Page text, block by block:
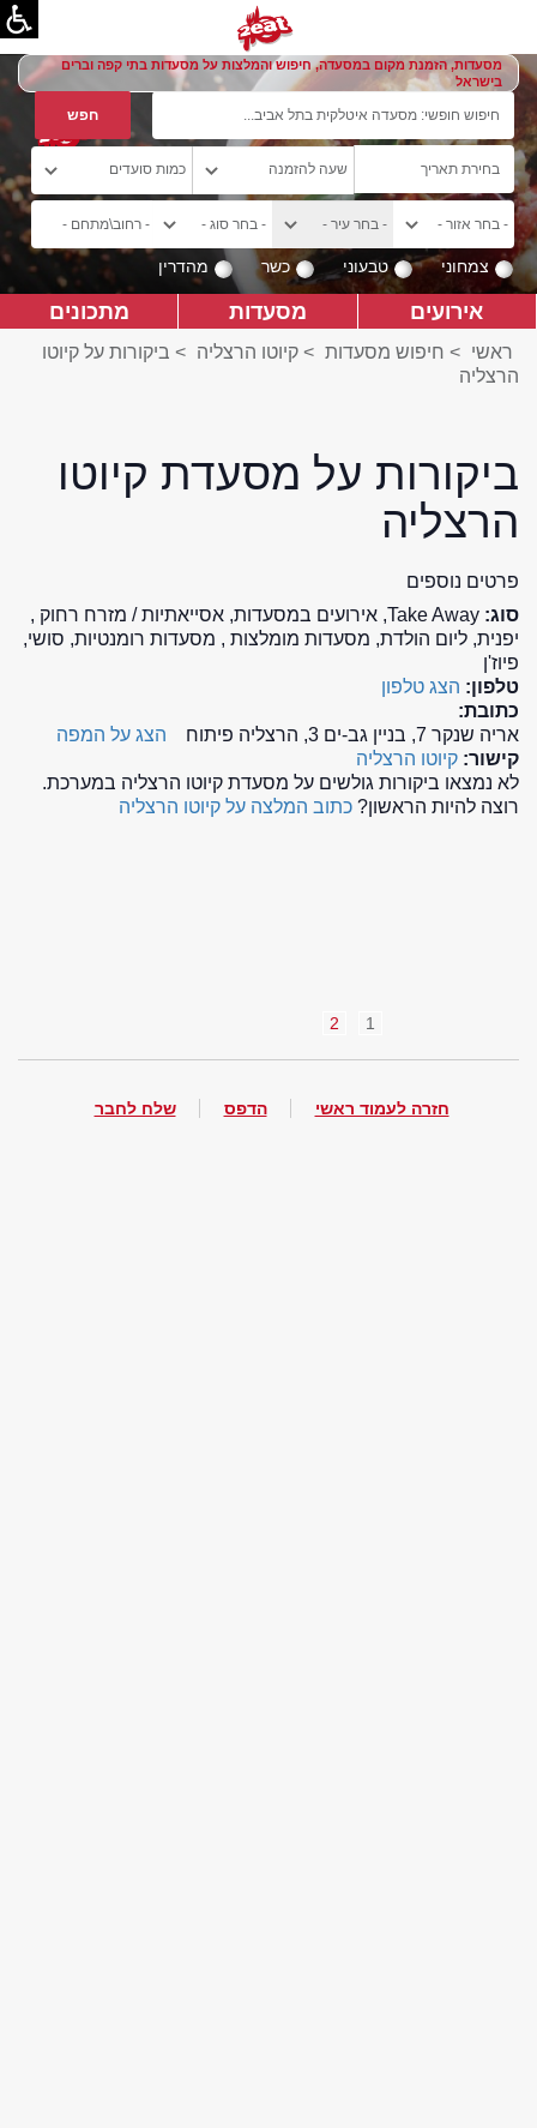
מסעדות, הזמנת מקום במסעדה, חיפוש והמלצות על מסעדות בתי קפה וברים
בישראל
צמחוני טבעוני כשר מהדרין
אירועים מסעדות מתכונים
ראשי > חיפוש מסעדות > קיוטו הרצליה > ביקורות על קיוטו
הרצליה
ביקורות על מסעדת קיוטו
הרצליה
פרטים נוספים
סוג:
Take Away, אירועים במסעדות, אסייאתיות / מזרח רחוק ,
יפנית, ליום הולדת, מסעדות מומלצות , מסעדות רומנטיות, סושי,
פיוז'ן
טלפון: הצג טלפון
כתובת:
אריה שנקר 7, בניין גב-ים 3, הרצליה פיתוח
הצג על המפה
קישור: קיוטו הרצליה
לא נמצאו ביקורות גולשים על מסעדת קיוטו הרצליה במערכת.
רוצה להיות הראשון? כתוב המלצה על קיוטו הרצליה
1
2
חזרה לעמוד ראשי הדפס שלח לחבר